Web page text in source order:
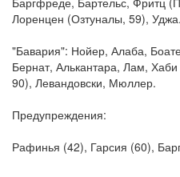
Лоренцен (Озтуналы, 59), Уджа.
"Бавария": Нойер, Алаба,
Бернат, Алькантара, Лам,
90), Левандовски, Мюллер.
Предупреждения:
Рафинья (42), Гарсия (60),